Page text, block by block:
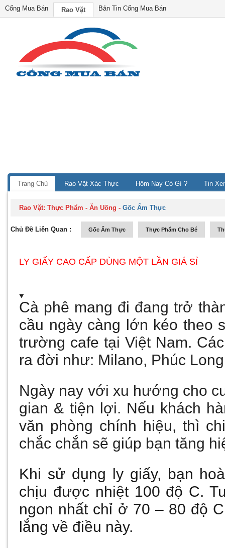
Cổng Mua Bán Rao Vặt Bản Tin Cổng Mua Bán
Trang Chủ Rao Vặt Xác Thực Hôm Nay Có Gì ? Tin
Rao Vặt:Thực Phẩm - Ăn Uống -Gốc Ẩm Thực
Chủ Đề Liên Quan : Gốc Ẩm Thực Thực Phẩm Cho Bé
LY GIẤY CAO CẤP DÙNG MỘT LẦN GIÁ SỈ
Cà phê mang đi đang trở
cầu ngày càng lớn kéo theo
trường cafe tại Việt Nam.
ra đời như: Milano, Phúc
Ngày nay với xu hướng cho
gian & tiện lợi. Nếu khách
văn phòng chính hiệu, thì
chắc chắn sẽ giúp bạn tăng
Khi sử dụng ly giấy, bạn
chịu được nhiệt 100 độ C.
ngon nhất chỉ ở 70 – 80 độ
lắng về điều này.